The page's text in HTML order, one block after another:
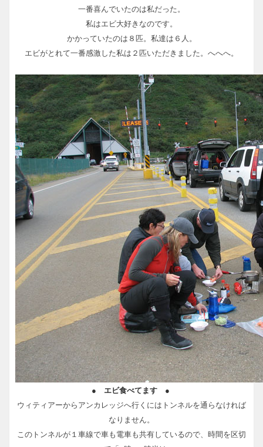
一番喜んでいたのは私だった。
私はエビ大好きなのです。
かかっていたのは８匹。私達は６人。
エビがとれて一番感激した私は２匹いただきました。へへへ。
● エビ食べてます ●
ウィティアーからアンカレッジへ行くにはトンネルを通らなければ
なりません。
このトンネルが１車線で車も電車も共有しているので、時間を区切